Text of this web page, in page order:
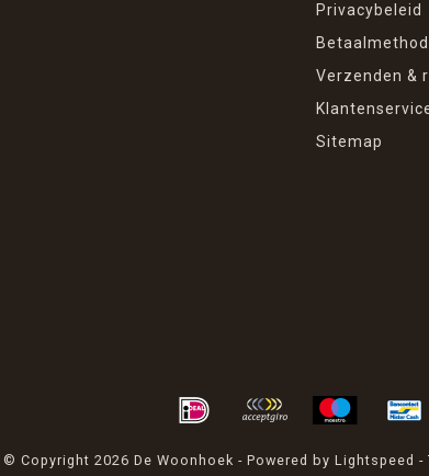
Privacybeleid
Verzenden &
Sitemap
© Copyright 2026 De Woonhoek - Powered by Lightspeed -